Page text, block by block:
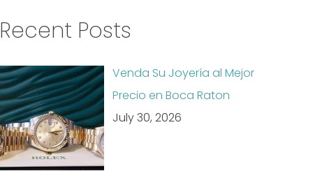
Recent Posts
Venda Su Joyería al Mejor
Precio en Boca Raton
July 30, 2026